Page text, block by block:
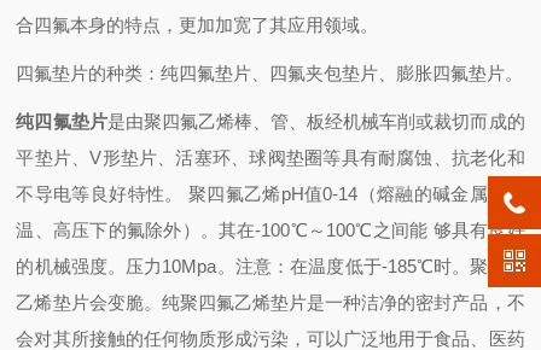
合四氟本身的特点，更加加宽了其应用领域。
四氟垫片的种类：纯四氟垫片、四氟夹包垫片、膨胀四氟垫片。
纯四氟垫片是由聚四氟乙烯棒、管、板经机械车削或裁切而成的
平垫片、V形垫片、活塞环、球阀垫圈等具有耐腐蚀、抗老化和
不导电等良好特性。 聚四氟乙烯pH值0-14（熔融的碱金属和高
温、高压下的氟除外）。其在-100℃～100℃之间能 够具有良好
的机械强度。压力10Mpa。 注意：在温度低于-185℃时。聚四氟
乙烯垫片会变脆。纯聚四氟乙烯垫片是一种洁净的密封产品，不
会对其所接触的任何物质形成污染，可以广泛地用于食品、医药